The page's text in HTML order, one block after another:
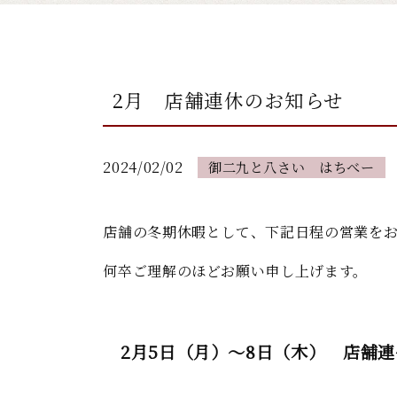
2月 店舗連休のお知らせ
2024/02/02 御二九と八さい はちべー
店舗の冬期休暇として、下記日程の営業を
何卒ご理解のほどお願い申し上げます。
2月5日（月）～8日（木） 店舗